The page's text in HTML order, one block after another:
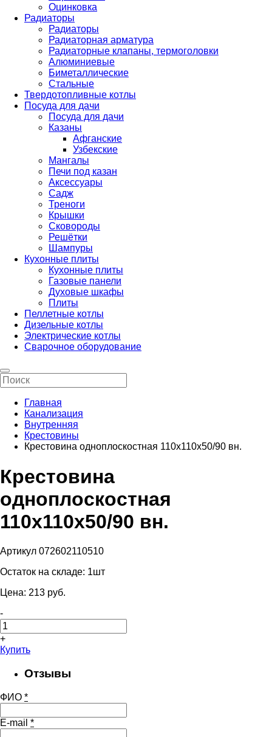
Оцинковка
Радиаторы
Радиаторы
Радиаторная арматура
Радиаторные клапаны, термоголовки
Алюминиевые
Биметаллические
Стальные
Твердотопливные котлы
Посуда для дачи
Посуда для дачи
Казаны
Афганские
Узбекские
Мангалы
Печи под казан
Аксессуары
Садж
Треноги
Крышки
Сковороды
Решётки
Шампуры
Кухонные плиты
Кухонные плиты
Газовые панели
Духовые шкафы
Плиты
Пеллетные котлы
Дизельные котлы
Электрические котлы
Сварочное оборудование
Главная
Канализация
Внутренняя
Крестовины
Крестовина одноплоскостная 110x110x50/90 вн.
Крестовина
одноплоскостная
110x110x50/90 вн.
Артикул 072602110510
Остаток на складе: 1шт
Цена: 213 pуб.
-
+
Купить
Отзывы
ФИО *
E-mail *